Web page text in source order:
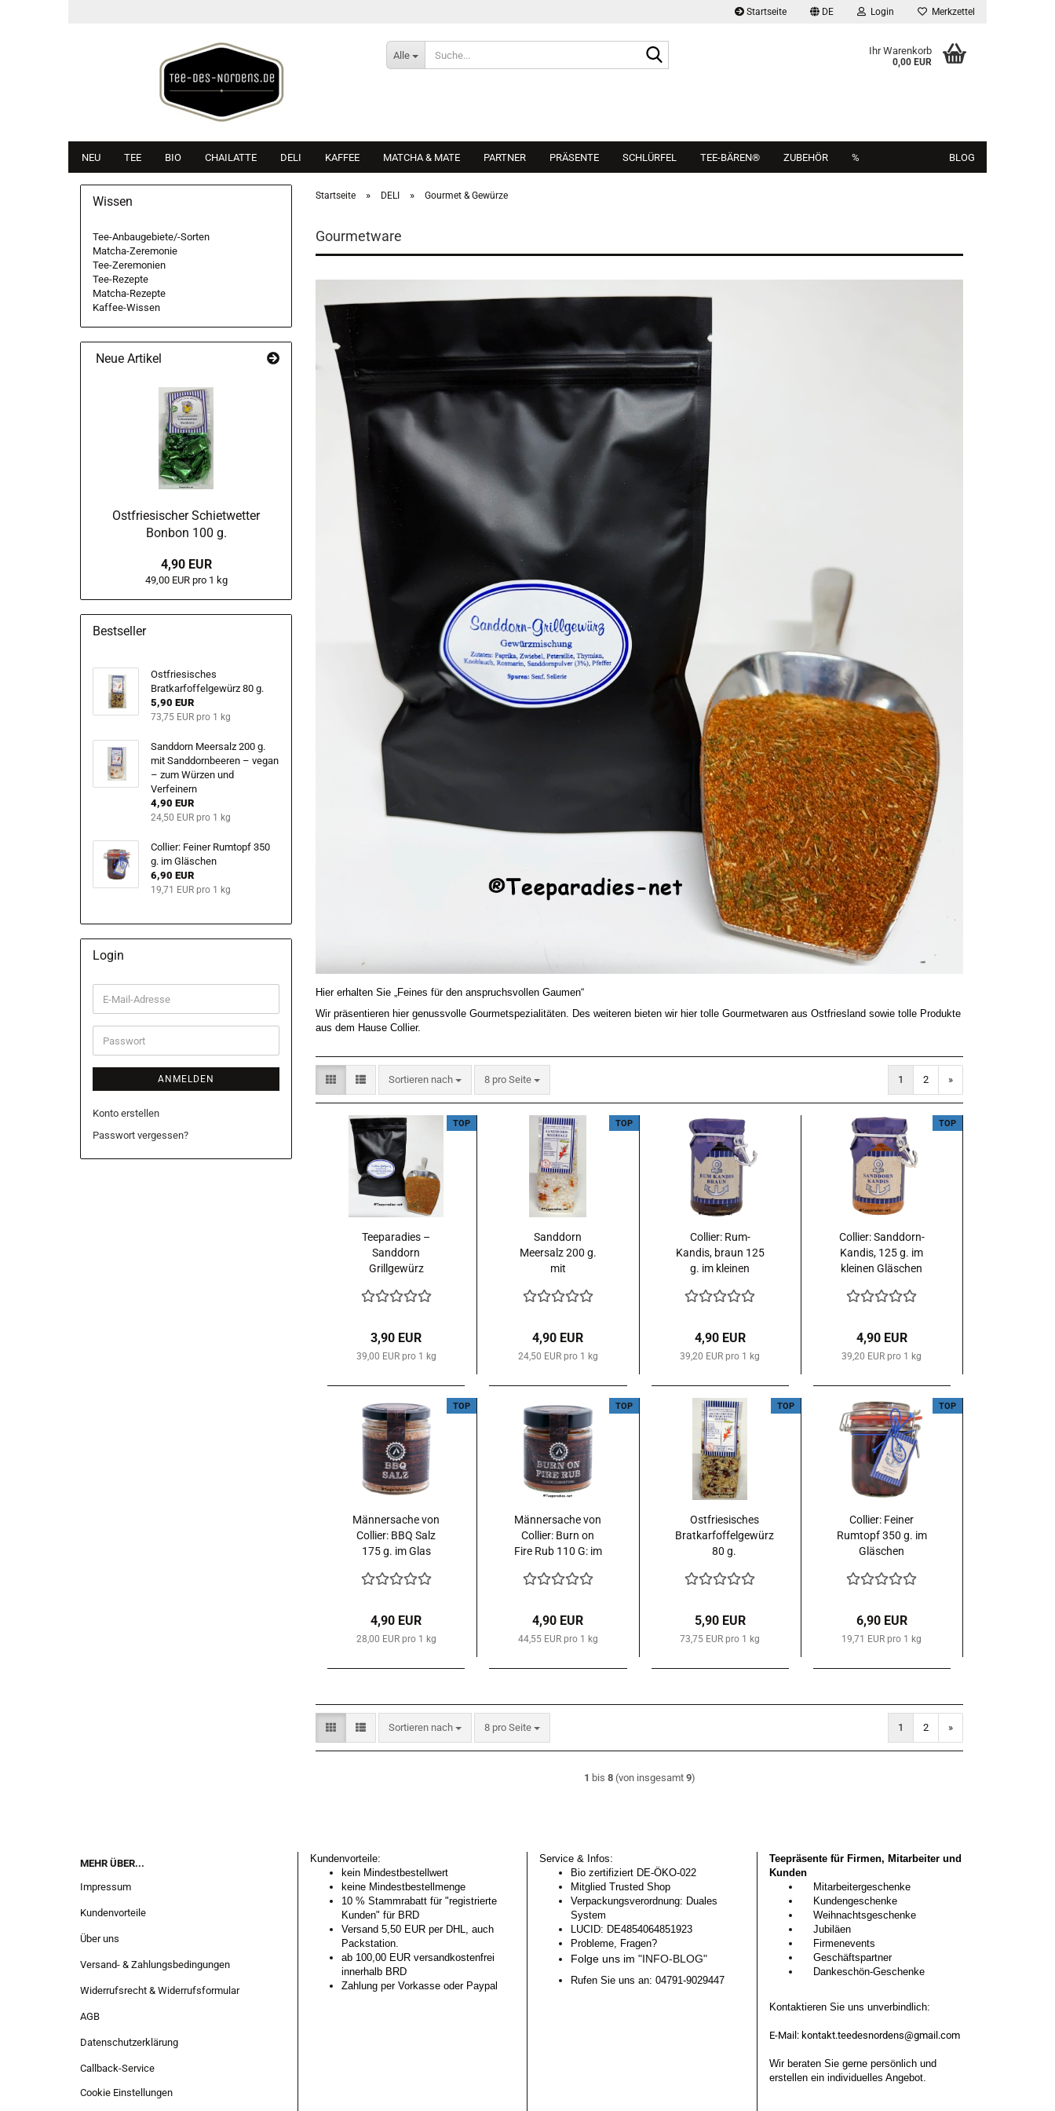
Startseite DE Login Merkzettel
Alle Ihr Warenkorb
0,00 EUR
NEU TEE BIO CHAILATTE DELI KAFFEE MATCHA & MATE PARTNER PRÄSENTE SCHLÜRFEL TEE-BÄREN® ZUBEHÖR % BLOG
Startseite » DELI » Gourmet & Gewürze
Gourmetware
Hier erhalten Sie „Feines für den anspruchsvollen Gaumen“
Wir präsentieren hier genussvolle Gourmetspezialitäten. Des weiteren bieten wir hier tolle Gourmetwaren aus Ostfriesland sowie tolle Produkte
aus dem Hause Collier.
Sortieren nach
Sortieren nach 8 pro Seite
pro Seite 1 2 »
TOP
Teeparadies –
Sanddorn
Grillgewürz
100 g.
3,90 EUR
39,00 EUR pro 1 kg
TOP
Sanddorn
Meersalz 200 g.
mit
vegan – zum
Verfeinern
4,90 EUR
24,50 EUR pro 1 kg
Collier: Rum-
Kandis, braun 125
g. im kleinen
kleinem Deko
4,90 EUR
39,20 EUR pro 1 kg
TOP
Collier: Sanddorn-
Kandis, 125 g. im
kleinen Gläschen
Anker
4,90 EUR
39,20 EUR pro 1 kg
TOP
Männersache von
Collier: BBQ Salz
175 g. im Glas
4,90 EUR
28,00 EUR pro 1 kg
TOP
Männersache von
Collier: Burn on
Fire Rub 110 G: im
4,90 EUR
44,55 EUR pro 1 kg
TOP
Ostfriesisches
Bratkarfoffelgewürz
80 g.
5,90 EUR
73,75 EUR pro 1 kg
TOP
Collier: Feiner
Rumtopf 350 g. im
Gläschen
6,90 EUR
19,71 EUR pro 1 kg
Sortieren nach
Sortieren nach 8 pro Seite
pro Seite 1 2 »
1 bis 8(von insgesamt 9)
Wissen
Tee-Anbaugebiete/-Sorten
Matcha-Zeremonie
Tee-Zeremonien
Tee-Rezepte
Matcha-Rezepte
Kaffee-Wissen
Neue Artikel
Ostfriesischer Schietwetter
Bonbon 100 g.
4,90 EUR
49,00 EUR pro 1 kg
Bestseller
Ostfriesisches
Bratkarfoffelgewürz 80 g.
5,90 EUR
73,75 EUR pro 1 kg
Sanddorn Meersalz 200 g.
mit Sanddornbeeren – vegan
– zum Würzen und
Verfeinern
4,90 EUR
24,50 EUR pro 1 kg
Collier: Feiner Rumtopf 350
g. im Gläschen
6,90 EUR
19,71 EUR pro 1 kg
Login
E-
Mail-
Adresse
Passwort
ANMELDEN
Konto erstellen
Passwort vergessen?
MEHR ÜBER...
Impressum
Kundenvorteile
Über uns
Versand- & Zahlungsbedingungen
Widerrufsrecht & Widerrufsformular
AGB
Datenschutzerklärung
Callback-Service
Cookie Einstellungen
Kundenvorteile:
kein Mindestbestellwert
keine Mindestbestellmenge
10 % Stammrabatt für "registrierte
Kunden" für BRD
Versand 5,50 EUR per DHL, auch
Packstation.
ab 100,00 EUR versandkostenfrei
innerhalb BRD
Zahlung per Vorkasse oder Paypal
Service & Infos:
Bio zertifiziert DE-ÖKO-022
Mitglied Trusted Shop
Verpackungsverordnung: Duales
System
LUCID: DE4854064851923
Probleme, Fragen?
Folge uns im "INFO-BLOG"
Rufen Sie uns an: 04791-9029447
Teepräsente für Firmen, Mitarbeiter und
Kunden
Mitarbeitergeschenke
Kundengeschenke
Weihnachtsgeschenke
Jubiläen
Firmenevents
Geschäftspartner
Dankeschön-Geschenke
Kontaktieren Sie uns unverbindlich:
E-Mail: kontakt.teedesnordens@gmail.com
Wir beraten Sie gerne persönlich und
erstellen ein individuelles Angebot.